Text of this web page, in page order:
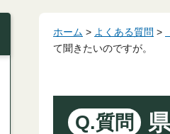
ホーム > よくある質問 >
て聞きたいのですが。
Q.質問